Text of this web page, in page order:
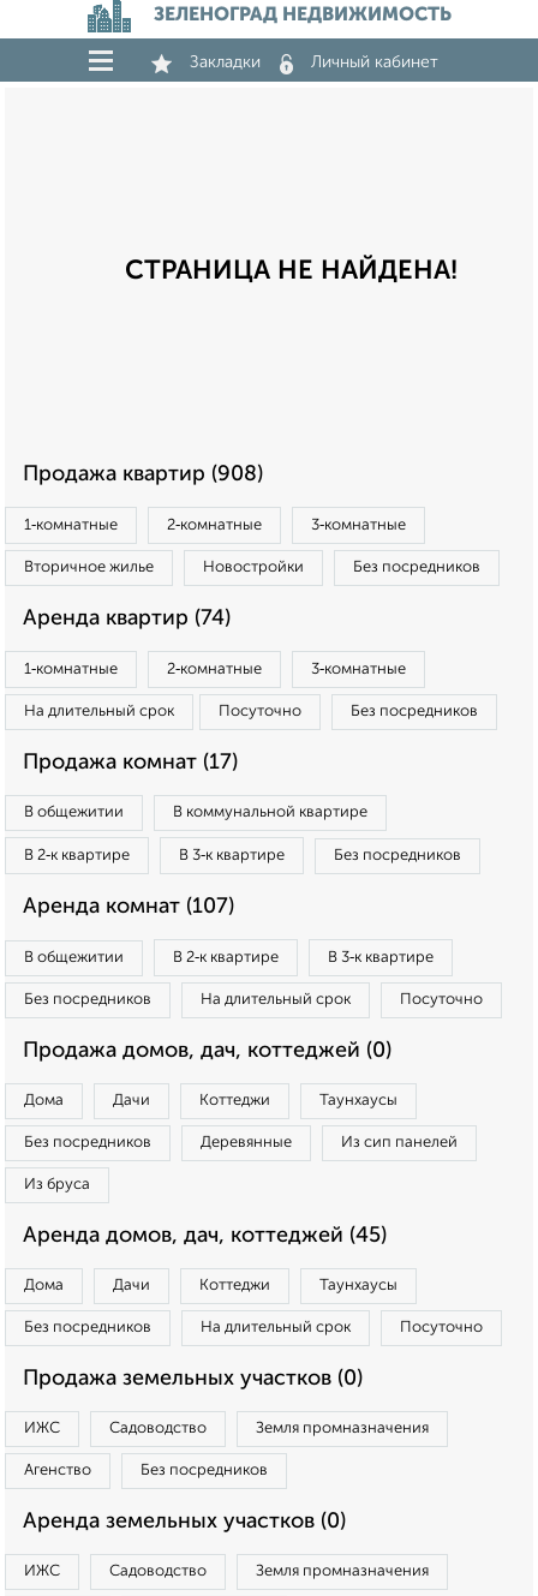
ЗЕЛЕНОГРАД НЕДВИЖИМОСТЬ
Закладки Личный кабинет
СТРАНИЦА НЕ НАЙДЕНА!
Продажа квартир (908)
1‑комнатные 2‑комнатные 3‑комнатные
Вторичное жилье Новостройки Без посредников
Аренда квартир (74)
1‑комнатные 2‑комнатные 3‑комнатные
На длительный срок Посуточно Без посредников
Продажа комнат (17)
В общежитии В коммунальной квартире
В 2‑к квартире В 3‑к квартире Без посредников
Аренда комнат (107)
В общежитии В 2‑к квартире В 3‑к квартире
Без посредников На длительный срок Посуточно
Продажа домов, дач, коттеджей (0)
Дома Дачи Коттеджи Таунхаусы
Без посредников Деревянные Из сип панелей
Из бруса
Аренда домов, дач, коттеджей (45)
Дома Дачи Коттеджи Таунхаусы
Без посредников На длительный срок Посуточно
Продажа земельных участков (0)
ИЖС Садоводство Земля промназначения
Агенство Без посредников
Аренда земельных участков (0)
ИЖС Садоводство Земля промназначения